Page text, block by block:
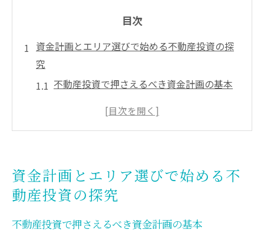
目次
資金計画とエリア選びで始める不動産投資の探
究
不動産投資で押さえるべき資金計画の基本
大阪府の不動産投資で重要なエリア選定法
大阪府における不動産投資の成功への道筋
大阪府で不動産投資を成功させる秘訣とは
優良な不動産投資案件の見極め方を解説
資金計画とエリア選びで始める不
動産投資の探究
不動産投資で押さえるべき資金計画の基本